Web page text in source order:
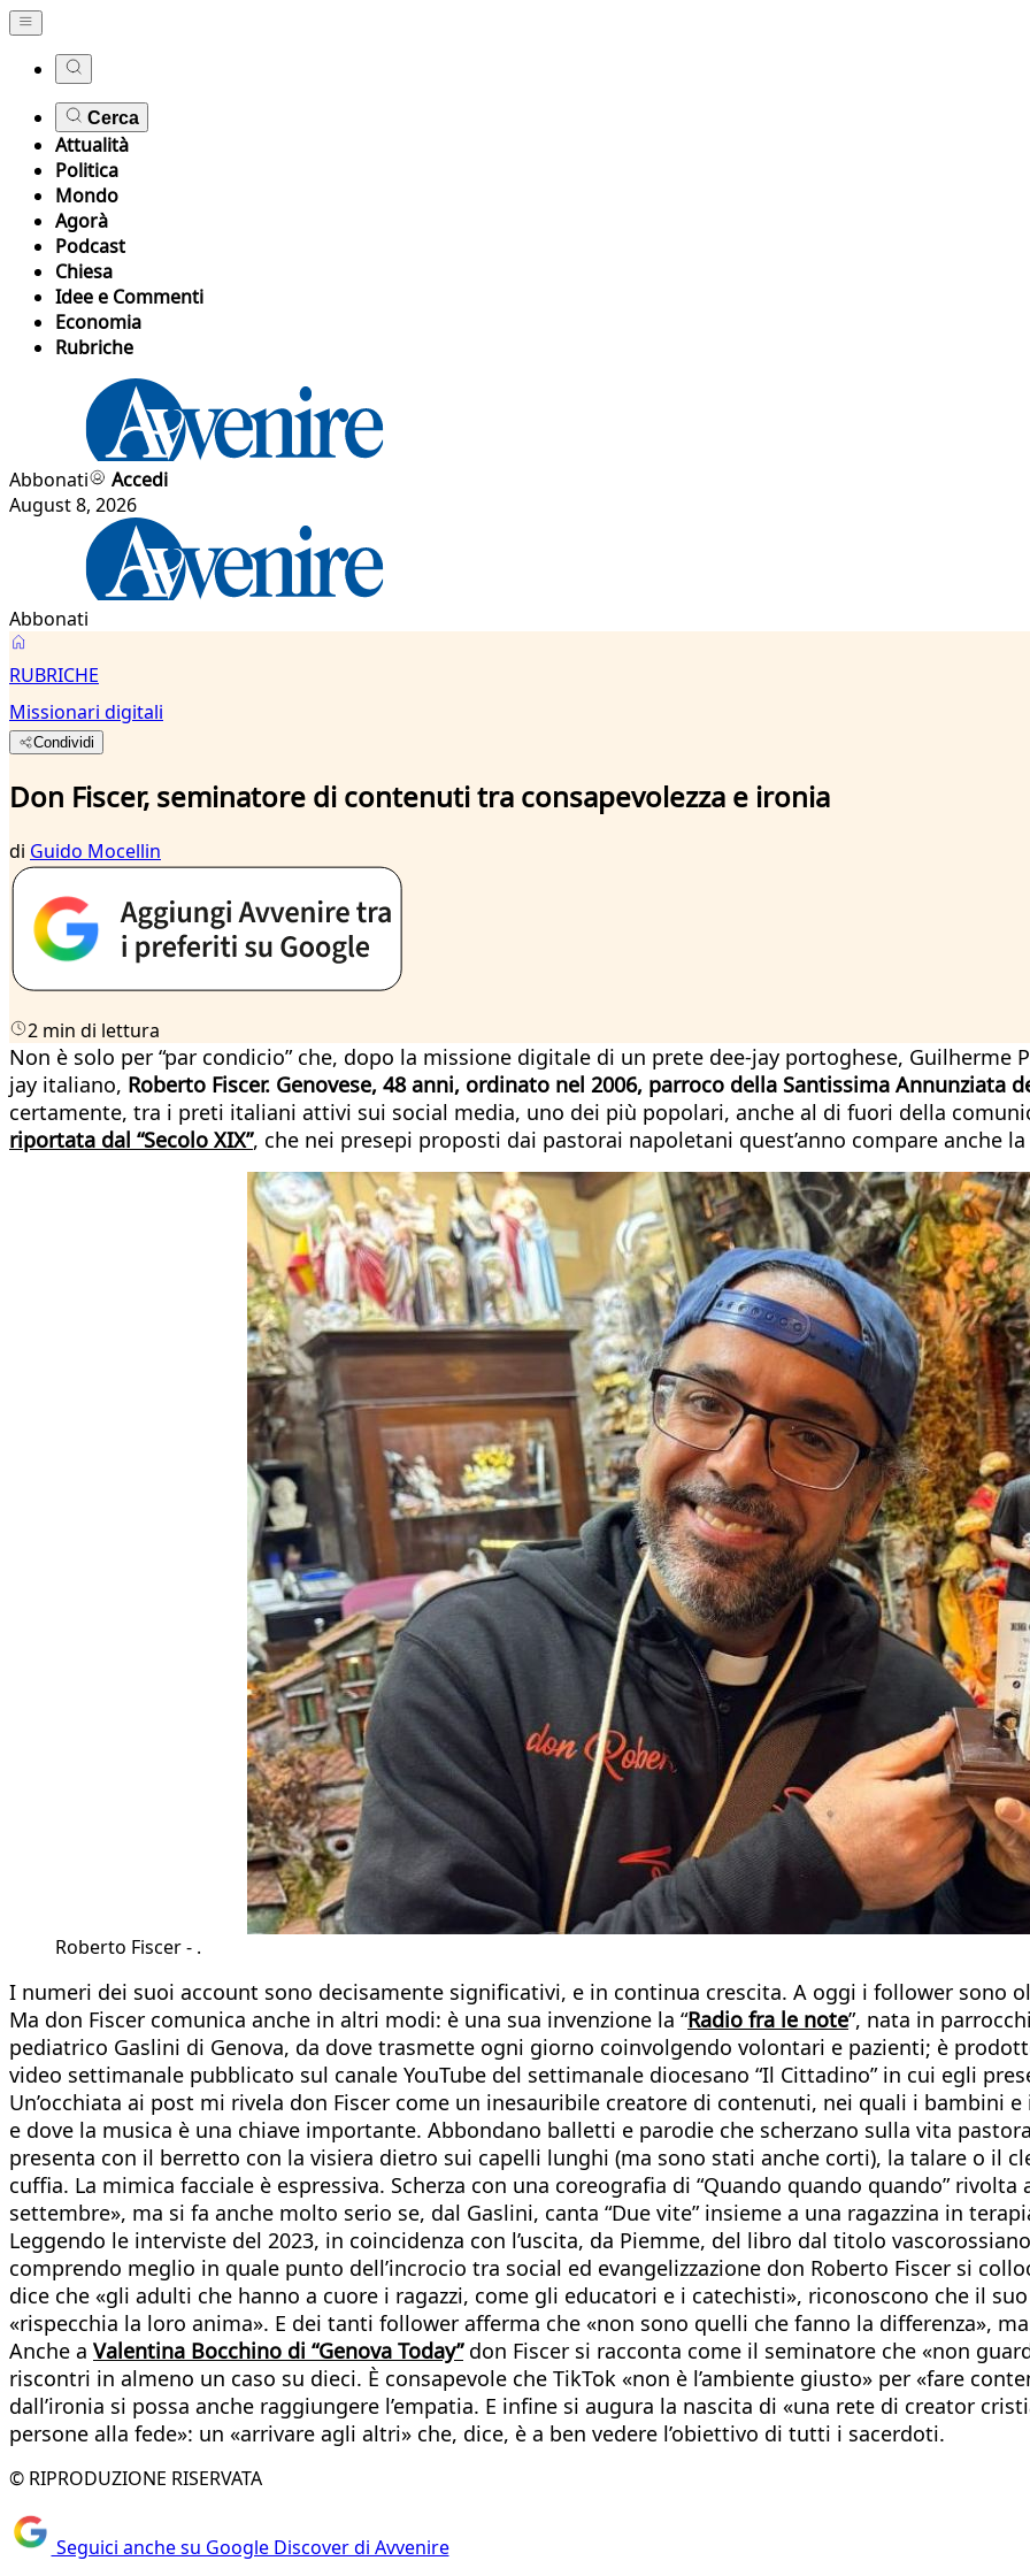
Cerca
Attualità
Politica
Mondo
Agorà
Podcast
Chiesa
Idee e Commenti
Economia
Rubriche
Abbonati
Accedi
August 8, 2026
Abbonati
RUBRICHE
Missionari digitali
Condividi
Don Fiscer, seminatore di contenuti tra consapevolezza e ironia
di Guido Mocellin
2 min di lettura
Non è solo per “par condicio” che, dopo la missione digitale di un prete dee-jay portoghese, Guilherme
jay italiano, Roberto Fiscer. Genovese, 48 anni, ordinato nel 2006, parroco della Santissima Annunziata
certamente, tra i preti italiani attivi sui social media, uno dei più popolari, anche al di fuori della
riportata dal “Secolo XIX”, che nei presepi proposti dai pastorai napoletani quest’anno compare anche
Roberto Fiscer - .
I numeri dei suoi account sono decisamente significativi, e in continua crescita. A oggi i follower sono
Ma don Fiscer comunica anche in altri modi: è una sua invenzione la “Radio fra le note”, nata in
pediatrico Gaslini di Genova, da dove trasmette ogni giorno coinvolgendo volontari e pazienti; è
video settimanale pubblicato sul canale YouTube del settimanale diocesano “Il Cittadino” in cui egli
Un’occhiata ai post mi rivela don Fiscer come un inesauribile creatore di contenuti, nei quali i bambini
e dove la musica è una chiave importante. Abbondano balletti e parodie che scherzano sulla vita
presenta con il berretto con la visiera dietro sui capelli lunghi (ma sono stati anche corti), la talare o il
cuffia. La mimica facciale è espressiva. Scherza con una coreografia di “Quando quando quando”
settembre», ma si fa anche molto serio se, dal Gaslini, canta “Due vite” insieme a una ragazzina in
Leggendo le interviste del 2023, in coincidenza con l’uscita, da Piemme, del libro dal titolo
comprendo meglio in quale punto dell’incrocio tra social ed evangelizzazione don Roberto Fiscer si
dice che «gli adulti che hanno a cuore i ragazzi, come gli educatori e i catechisti», riconoscono che il
«rispecchia la loro anima». E dei tanti follower afferma che «non sono quelli che fanno la differenza»,
Anche a Valentina Bocchino di “Genova Today”don Fiscer si racconta come il seminatore che «non
riscontri in almeno un caso su dieci. È consapevole che TikTok «non è l’ambiente giusto» per «fare
dall’ironia si possa anche raggiungere l’empatia. E infine si augura la nascita di «una rete di creator
persone alla fede»: un «arrivare agli altri» che, dice, è a ben vedere l’obiettivo di tutti i sacerdoti.
© RIPRODUZIONE RISERVATA
Seguici anche su Google Discover di Avvenire